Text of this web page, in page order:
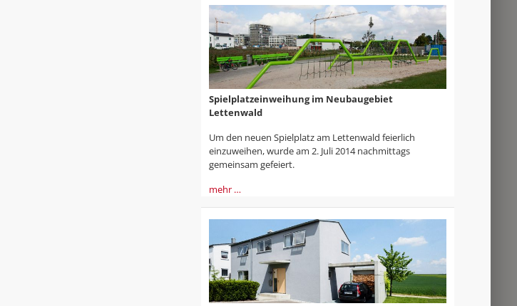
Spielplatzeinweihung im Neubaugebiet
Lettenwald
Um den neuen Spielplatz am Lettenwald feierlich
einzuweihen, wurde am 2. Juli 2014 nachmittags
gemeinsam gefeiert.
mehr …